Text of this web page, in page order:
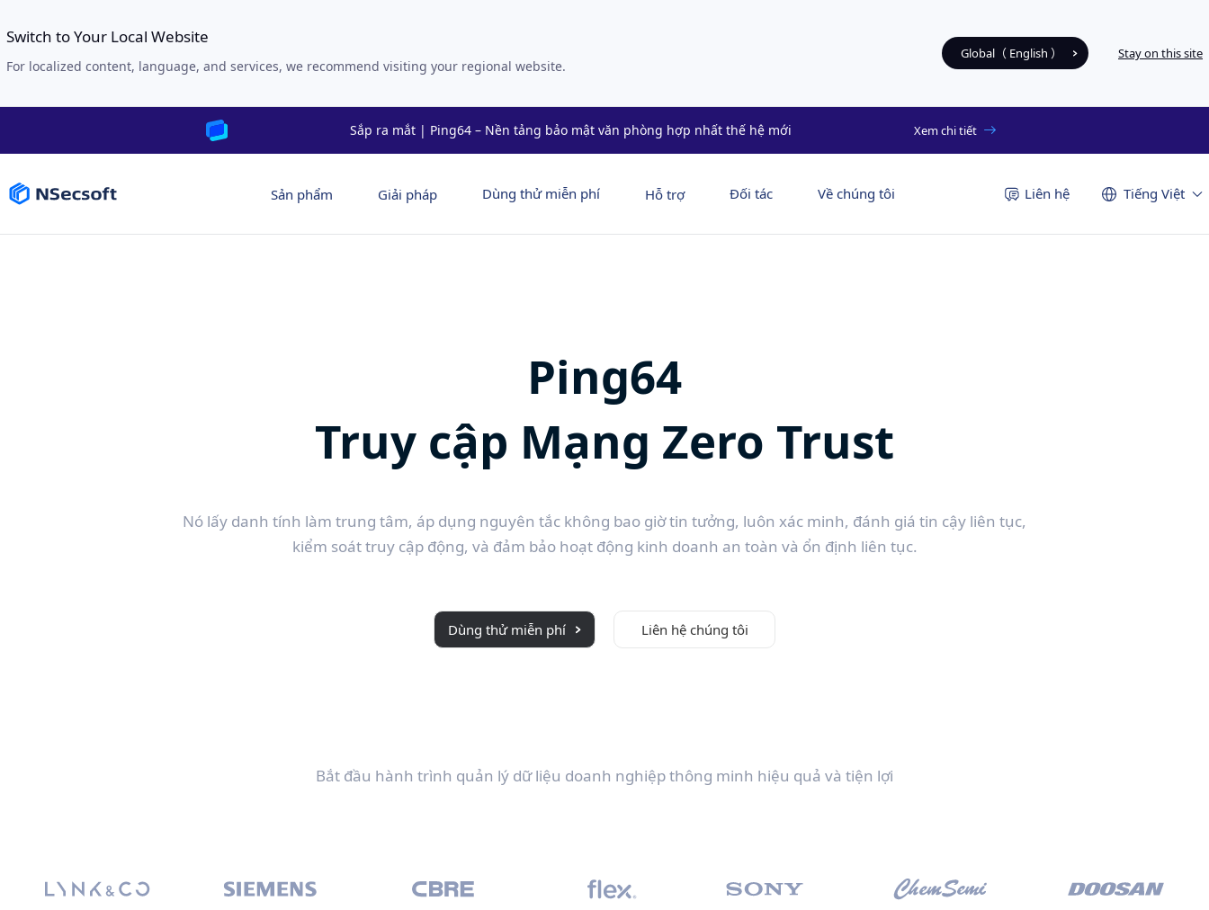
Switch to Your Local Website
For localized content, language, and services, we recommend visiting your regional website.
Global（ English ） Stay on this site
Sắp ra mắt | Ping64 – Nền tảng bảo mật văn phòng hợp nhất thế hệ mới Xem chi tiết
Sản phẩm Giải pháp Dùng thử miễn phí Hỗ trợ Đối tác Về chúng tôi Liên hệ Tiếng Việt
Ping64
Truy cập Mạng Zero Trust
Nó lấy danh tính làm trung tâm, áp dụng nguyên tắc không bao giờ tin tưởng, luôn xác minh, đánh giá tin cậy liên tục,
kiểm soát truy cập động, và đảm bảo hoạt động kinh doanh an toàn và ổn định liên tục.
Dùng thử miễn phí Liên hệ chúng tôi
Bắt đầu hành trình quản lý dữ liệu doanh nghiệp thông minh hiệu quả và tiện lợi